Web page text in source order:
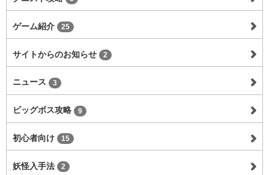
ゲーム紹介 25
サイトからのお知らせ 2
ニュース 3
ビッグボス攻略 9
初心者向け 15
妖怪入手法 2